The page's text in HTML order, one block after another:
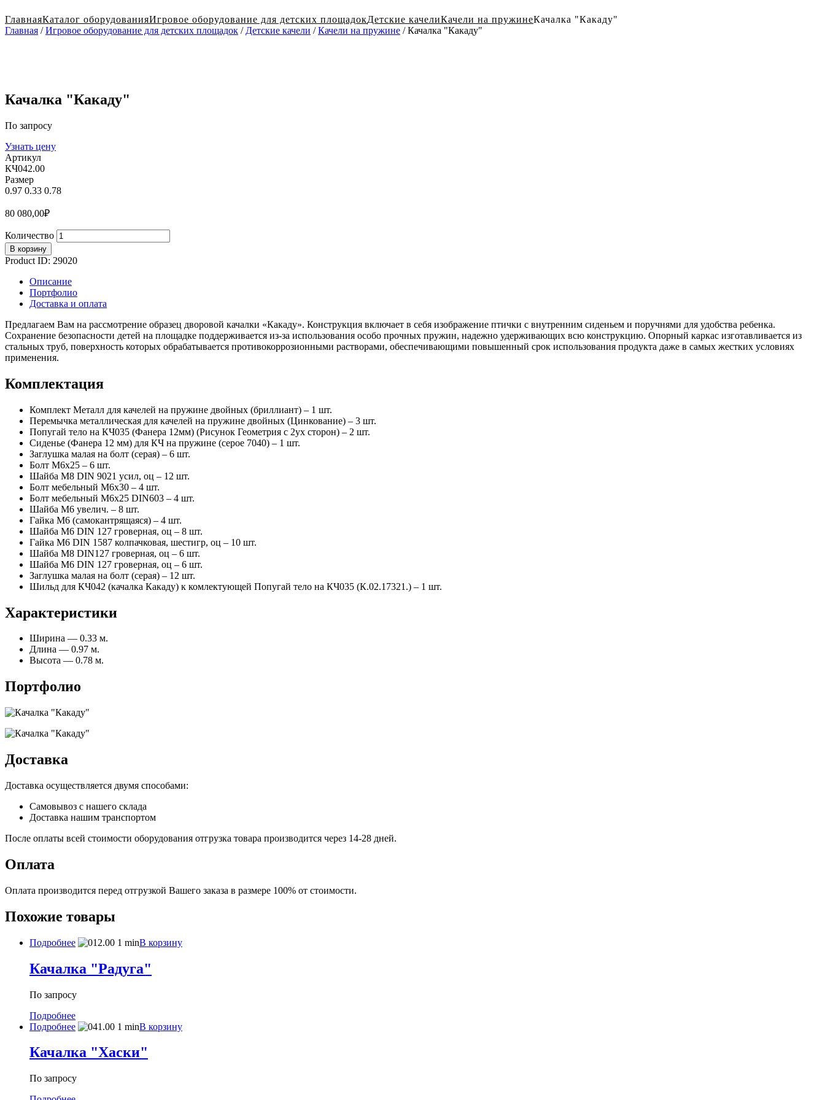
ГлавнаяКаталог оборудованияИгровое оборудование для детских площадокДетские качелиКачели на пружинеКачалка "Какаду"
Главная /Игровое оборудование для детских площадок / Детские качели /Качели на пружине / Качалка "Какаду"
Качалка "Какаду"
По запросу
Узнать цену
Артикул
КЧ042.00
Размер
0.97 0.33 0.78
80 080,00₽
Количество
В корзину
Product ID: 29020
Описание
Портфолио
Доставка и оплата
Предлагаем Вам на рассмотрение образец дворовой качалки «Какаду». Конструкция включает в себя изображение птички с внутренним сиденьем и поручнями для удобства ребенка.
Сохранение безопасности детей на площадке поддерживается из-за использования особо прочных пружин, надежно удерживающих всю конструкцию. Опорный каркас изготавливается из
стальных труб, поверхность которых обрабатывается противокоррозионными растворами, обеспечивающими повышенный срок использования продукта даже в самых жестких условиях
применения.
Комплектация
Комплект Металл для качелей на пружине двойных (бриллиант) – 1 шт.
Перемычка металлическая для качелей на пружине двойных (Цинкование) – 3 шт.
Попугай тело на КЧ035 (Фанера 12мм) (Рисунок Геометрия с 2ух сторон) – 2 шт.
Сиденье (Фанера 12 мм) для КЧ на пружине (серое 7040) – 1 шт.
Заглушка малая на болт (серая) – 6 шт.
Болт М6х25 – 6 шт.
Шайба М8 DIN 9021 усил, оц – 12 шт.
Болт мебельный М6х30 – 4 шт.
Болт мебельный М6х25 DIN603 – 4 шт.
Шайба М6 увелич. – 8 шт.
Гайка М6 (самокантрящаяся) – 4 шт.
Шайба М6 DIN 127 гроверная, оц – 8 шт.
Гайка М6 DIN 1587 колпачковая, шестигр, оц – 10 шт.
Шайба М8 DIN127 гроверная, оц – 6 шт.
Шайба М6 DIN 127 гроверная, оц – 6 шт.
Заглушка малая на болт (серая) – 12 шт.
Шильд для КЧ042 (качалка Какаду) к комлектующей Попугай тело на КЧ035 (К.02.17321.) – 1 шт.
Характеристики
Ширина — 0.33 м.
Длина — 0.97 м.
Высота — 0.78 м.
Портфолио
Доставка
Доставка осуществляется двумя способами:
Самовывоз с нашего склада
Доставка нашим транспортом
После оплаты всей стоимости оборудования отгрузка товара производится через 14-28 дней.
Оплата
Оплата производится перед отгрузкой Вашего заказа в размере 100% от стоимости.
Похожие товары
Подробнее В корзину
Качалка "Радуга"
По запросу
Подробнее
Подробнее
В корзину
Качалка "Хаски"
По запросу